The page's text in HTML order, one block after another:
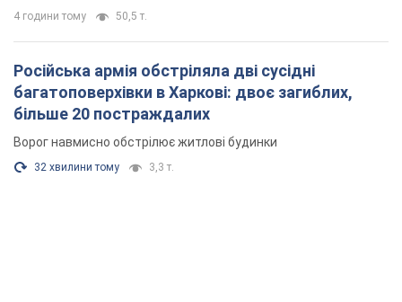
4 години тому 50,5 т.
Російська армія обстріляла дві сусідні
багатоповерхівки в Харкові: двоє загиблих,
більше 20 постраждалих
Ворог навмисно обстрілює житлові будинки
32 хвилини тому 3,3 т.